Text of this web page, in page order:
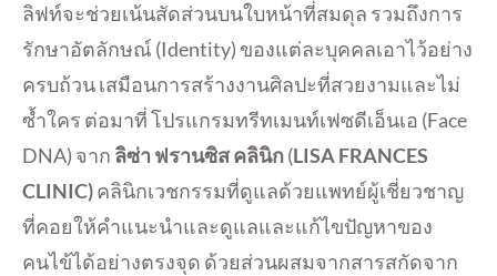
ลิฟท์จะช่วยเน้นสัดส่วนบนใบหน้าที่สมดุล รวมถึงการ
รักษาอัตลักษณ์ (Identity) ของแต่ละบุคคลเอาไว้อย่าง
ครบถ้วน เสมือนการสร้างงานศิลปะที่สวยงามและไม่
ซ้ำใคร ต่อมาที่ โปรแกรมทรีทเมนท์เฟซดีเอ็นเอ (Face
DNA) จาก ลิซ่า ฟรานซิส คลินิก(LISA FRANCES
CLINIC)คลินิกเวชกรรมที่ดูแลด้วยแพทย์ผู้เชี่ยวชาญ
ที่คอยให้คำแนะนำและดูแลและแก้ไขปัญหาของ
คนไข้ได้อย่างตรงจุด ด้วยส่วนผสมจากสารสกัดจาก